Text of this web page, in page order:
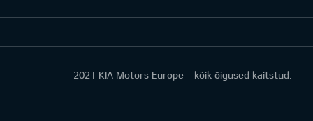
2021 KIA Motors Europe - kõik õigused kaitstud.